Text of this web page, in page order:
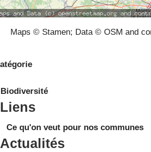
Maps © Stamen; Data © OSM and
Biodiversité
Liens
Ce qu'on veut pour nos communes
Actualités